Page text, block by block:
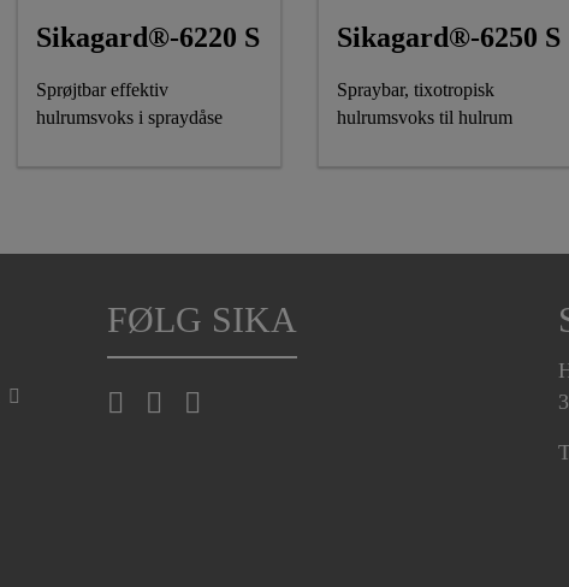
Sikagard®-6220 S
Sprøjtbar effektiv
hulrumsvoks i spraydåse
Sikagard®-6250 S
Spraybar, tixotropisk
hulrumsvoks til hulrum
FØLG SIKA